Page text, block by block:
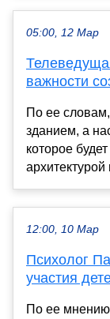
05:00, 12 Мар
важности
По ее
зданием, а
которое
архитектурой
12:00, 10 Мар
Психолог
участия
По ее